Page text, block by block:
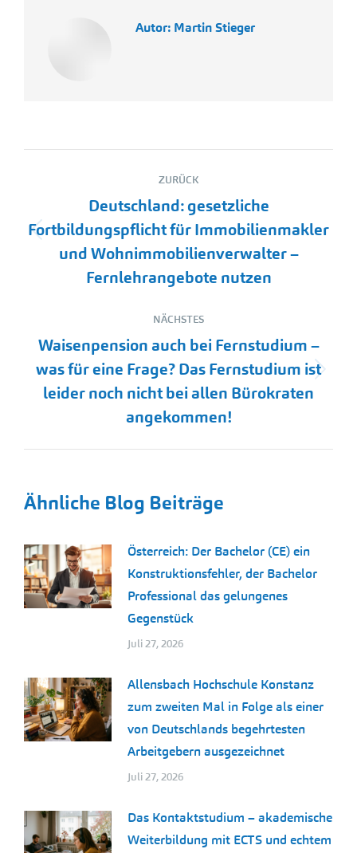
Autor: Martin Stieger
Kommentarnavigation
ZURÜCK
Vorheriger
Beitrag:
Deutschland: gesetzliche
Fortbildungspflicht für Immobilienmakler
und Wohnimmobilienverwalter –
Fernlehrangebote nutzen
NÄCHSTES
Nächster
Beitrag:
Waisenpension auch bei Fernstudium –
was für eine Frage? Das Fernstudium ist
leider noch nicht bei allen Bürokraten
angekommen!
Ähnliche Blog Beiträge
Österreich: Der Bachelor (CE) ein
Konstruktionsfehler, der Bachelor
Professional das gelungenes
Gegenstück
Juli 27, 2026
Allensbach Hochschule Konstanz
zum zweiten Mal in Folge als einer
von Deutschlands begehrtesten
Arbeitgebern ausgezeichnet
Juli 27, 2026
Das Kontaktstudium – akademische
Weiterbildung mit ECTS und echtem